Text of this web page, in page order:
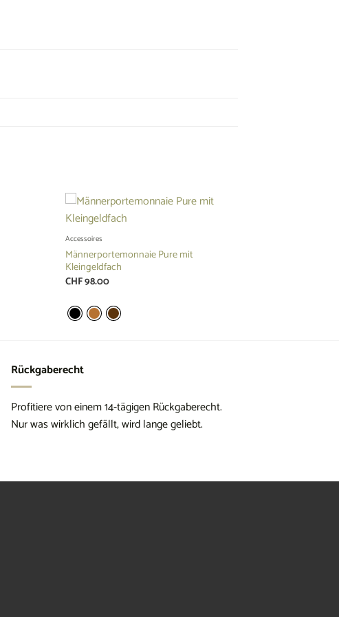
Accessoires
Männerportemonnaie Pure mit
Kleingeldfach
CHF98.00
Rückgaberecht
Profitiere von einem 14-tägigen Rückgaberecht.
Nur was wirklich gefällt, wird lange geliebt.